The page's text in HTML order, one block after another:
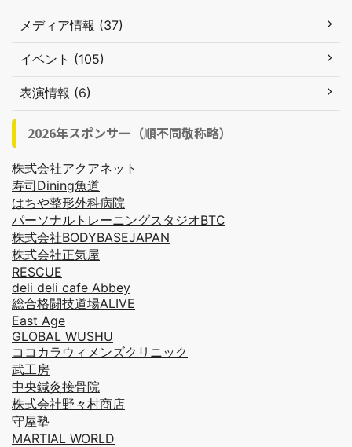
メディア情報 (37)
イベント (105)
表演情報 (6)
2026年スポンサー（順不同敬称略）
株式会社アクアネット
寿司Dining魚道
はちや整形外科病院
パーソナルトレーニングスタジオBTC
株式会社BODYBASEJAPAN
株式会社正気屋
RESCUE
deli deli cafe Abbey
総合格闘技道場ALIVE
East Age
GLOBAL WUSHU
ココカラウィメンズクリニック
武工房
中央鍼灸接骨院
株式会社野々村商店
守屋塾
MARTIAL WORLD